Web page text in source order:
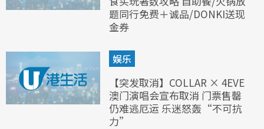
题同行免费＋诚品/DONKI送现
金券
娱乐
【突发取消】COLLAR × 4EVE
澳门演唱会宣布取消 门票售罄
仍难逃厄运 乐迷怒轰“不可抗
力”